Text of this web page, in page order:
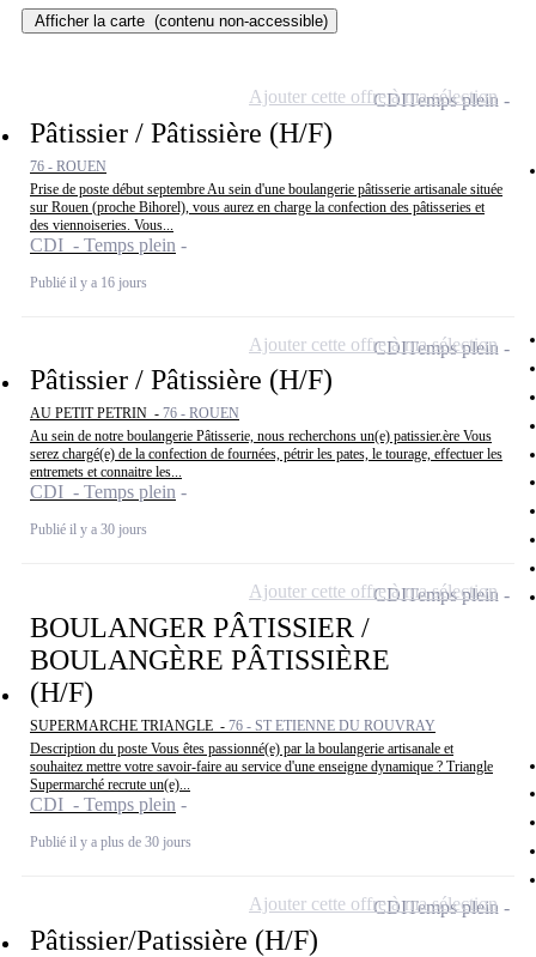
Afficher la carte (contenu non-accessible)
Pâtissier / Pâtissière (H/F)
76 - ROUEN
Prise de poste début septembre Au sein d'une boulangerie pâtisserie artisanale située
sur Rouen (proche Bihorel), vous aurez en charge la confection des pâtisseries et
des viennoiseries. Vous...
CDI - Temps plein
Publié il y a 16 jours
CDITemps plein
Ajouter cette offre à ma sélection
Pâtissier / Pâtissière (H/F)
AU PETIT PETRIN - 76 - ROUEN
Au sein de notre boulangerie Pâtisserie, nous recherchons un(e) patissier.ère Vous
serez chargé(e) de la confection de fournées, pétrir les pates, le tourage, effectuer les
entremets et connaitre les...
CDI - Temps plein
Publié il y a 30 jours
CDITemps plein
Ajouter cette offre à ma sélection
BOULANGER PÂTISSIER /
BOULANGÈRE PÂTISSIÈRE
(H/F)
SUPERMARCHE TRIANGLE - 76 - ST ETIENNE DU ROUVRAY
Description du poste Vous êtes passionné(e) par la boulangerie artisanale et
souhaitez mettre votre savoir-faire au service d'une enseigne dynamique ? Triangle
Supermarché recrute un(e)...
CDI - Temps plein
Publié il y a plus de 30 jours
CDITemps plein
Ajouter cette offre à ma sélection
Pâtissier/Patissière (H/F)
CDITemps plein
Ajouter cette offre à ma sélection